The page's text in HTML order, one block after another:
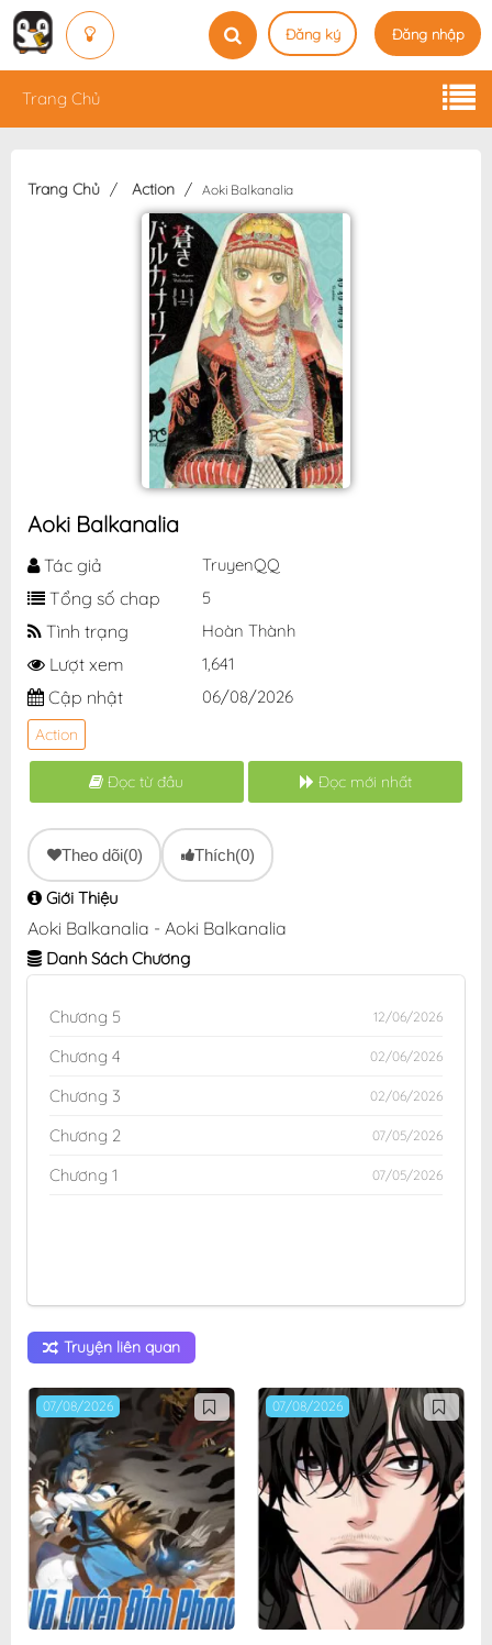
Đăng ký Đăng nhập
Trang Chủ
Trang Chủ Action Aoki Balkanalia
Aoki Balkanalia
Tác giả TruyenQQ
Tổng số chap 5
Tình trạng Hoàn Thành
Lượt xem 1,641
Cập nhật 06/08/2026
Action
Đọc từ đầu Đọc mới nhất
Theo dõi(0) Thích(0)
Giới Thiệu
Aoki Balkanalia - Aoki Balkanalia
Danh Sách Chương
Chương 5 12/06/2026
Chương 4 02/06/2026
Chương 3 02/06/2026
Chương 2 07/05/2026
Chương 1 07/05/2026
Truyện liên quan
07/08/2026 07/08/2026